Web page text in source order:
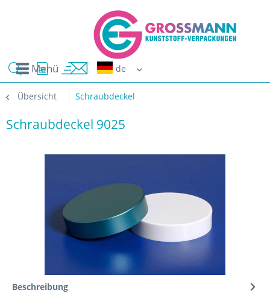
Menü
Übersicht Schraubdeckel
Schraubdeckel 9025
Beschreibung